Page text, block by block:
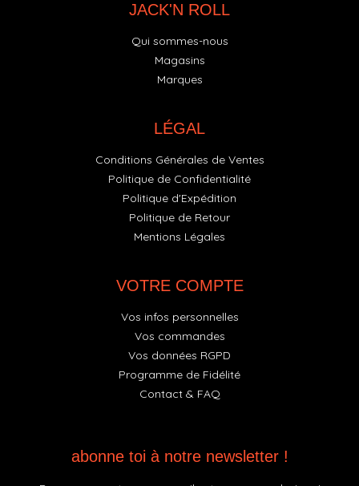
JACK'N ROLL
Qui sommes-nous
Magasins
Marques
LÉGAL
Conditions Générales de Ventes
Politique de Confidentialité
Politique d'Expédition
Politique de Retour
Mentions Légales
VOTRE COMPTE
Vos infos personnelles
Vos commandes
Vos données RGPD
Programme de Fidélité
Contact & FAQ
abonne toi à notre newsletter !